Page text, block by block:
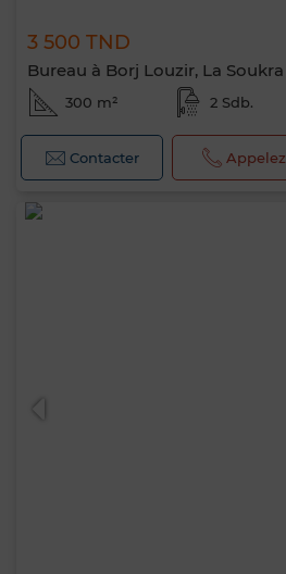
3 500 TND
Bureau à Borj Louzir, La Soukra
300 m² 2 Sdb.
Contacter Appelez